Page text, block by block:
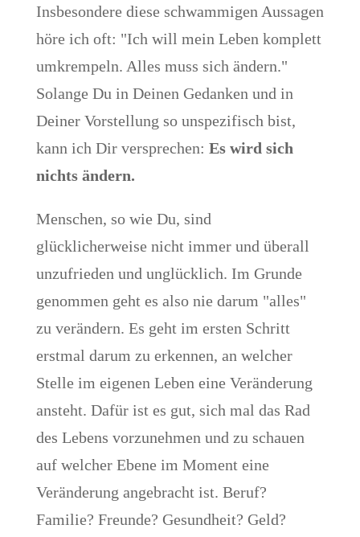
Insbesondere diese schwammigen Aussagen
höre ich oft: "Ich will mein Leben komplett
umkrempeln. Alles muss sich ändern."
Solange Du in Deinen Gedanken und in
Deiner Vorstellung so unspezifisch bist,
kann ich Dir versprechen: Es wird sich
nichts ändern.
Menschen, so wie Du, sind
glücklicherweise nicht immer und überall
unzufrieden und unglücklich. Im Grunde
genommen geht es also nie darum "alles"
zu verändern. Es geht im ersten Schritt
erstmal darum zu erkennen, an welcher
Stelle im eigenen Leben eine Veränderung
ansteht. Dafür ist es gut, sich mal das Rad
des Lebens vorzunehmen und zu schauen
auf welcher Ebene im Moment eine
Veränderung angebracht ist. Beruf?
Familie? Freunde? Gesundheit? Geld?